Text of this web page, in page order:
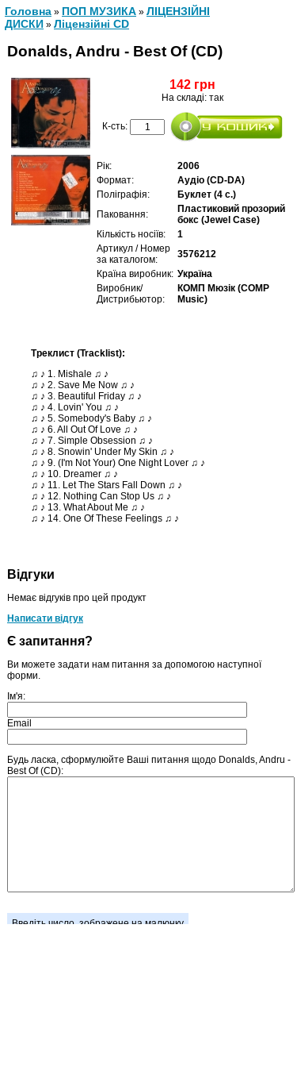
Головна » ПОП МУЗИКА » ЛІЦЕНЗІЙНІ
ДИСКИ » Ліцензійні СD
Donalds, Andru - Best Of (CD)
142 грн
На складі: так
К-сть:
Рік:
2006
Формат:
Аудіо (CD-DA)
Поліграфія:
Буклет (4 с.)
Паковання:
Пластиковий прозорий
бокс (Jewel Case)
Кількість носіїв:
1
Артикул / Номер
за каталогом:
3576212
Країна виробник: Україна
Виробник/
Дистрибьютор:
КОМП Мюзік (COMP
Music)
Треклист (Tracklist):
♫ ♪ 1. Mishale ♫ ♪
♫ ♪ 2. Save Me Now ♫ ♪
♫ ♪ 3. Beautiful Friday ♫ ♪
♫ ♪ 4. Lovin' You ♫ ♪
♫ ♪ 5. Somebody's Baby ♫ ♪
♫ ♪ 6. All Out Of Love ♫ ♪
♫ ♪ 7. Simple Obsession ♫ ♪
♫ ♪ 8. Snowin' Under My Skin ♫ ♪
♫ ♪ 9. (I'm Not Your) One Night Lover ♫ ♪
♫ ♪ 10. Dreamer ♫ ♪
♫ ♪ 11. Let The Stars Fall Down ♫ ♪
♫ ♪ 12. Nothing Can Stop Us ♫ ♪
♫ ♪ 13. What About Me ♫ ♪
♫ ♪ 14. One Of These Feelings ♫ ♪
Відгуки
Немає відгуків про цей продукт
Написати відгук
Є запитання?
Ви можете задати нам питання за допомогою наступної
форми.
Ім'я:
Email
Будь ласка, сформулюйте Ваші питання щодо Donalds, Andru -
Best Of (CD):
Введіть число, зображене на малюнку